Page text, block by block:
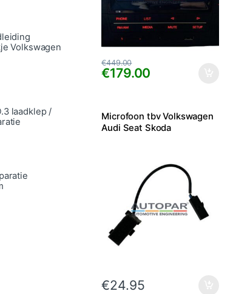
€179.00
€449.00
Microfoon tbv Volkswagen
Audi Seat Skoda
€24.95
Volkswagen
laadklep /